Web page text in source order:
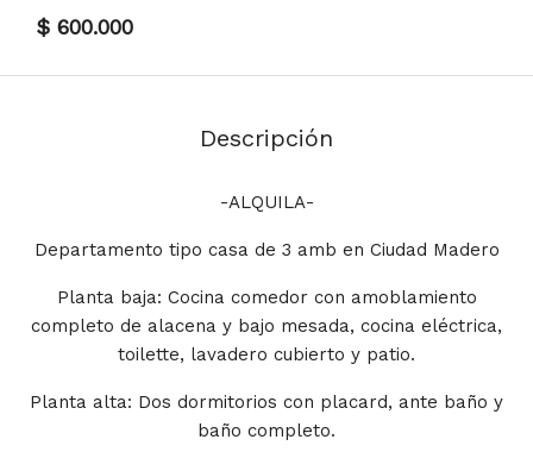
$ 600.000
Descripción
-ALQUILA-
Departamento tipo casa de 3 amb en Ciudad Madero
Planta baja: Cocina comedor con amoblamiento
completo de alacena y bajo mesada, cocina eléctrica,
toilette, lavadero cubierto y patio.
Planta alta: Dos dormitorios con placard, ante baño y
baño completo.